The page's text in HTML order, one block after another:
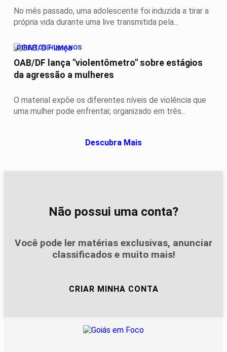
No mês passado, uma adolescente foi induzida a tirar a
própria vida durante uma live transmitida pela...
DIREITOS HUMANOS
OAB/DF lança "violentômetro" sobre estágios
da agressão a mulheres
O material expõe os diferentes níveis de violência que
uma mulher pode enfrentar, organizado em três...
Descubra Mais
Não possui uma conta?
Você pode ler matérias exclusivas, anunciar
classificados e muito mais!
CRIAR MINHA CONTA